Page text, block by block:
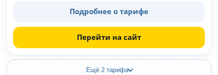
Подробнее о тарифе
Перейти на сайт
Ещё 2 тарифа